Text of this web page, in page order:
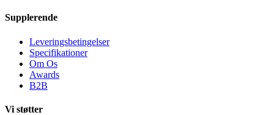
Supplerende
Leveringsbetingelser
Specifikationer
Om Os
Awards
B2B
Vi støtter